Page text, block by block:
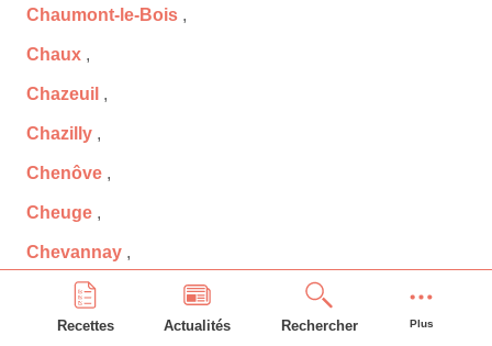
Recettes Actualités Rechercher Plus
Chaumont-le-Bois ,
Chaux ,
Chazeuil ,
Chazilly ,
Chenôve ,
Cheuge ,
Chevannay ,
Chevannes
Chevigny-en-Valière,